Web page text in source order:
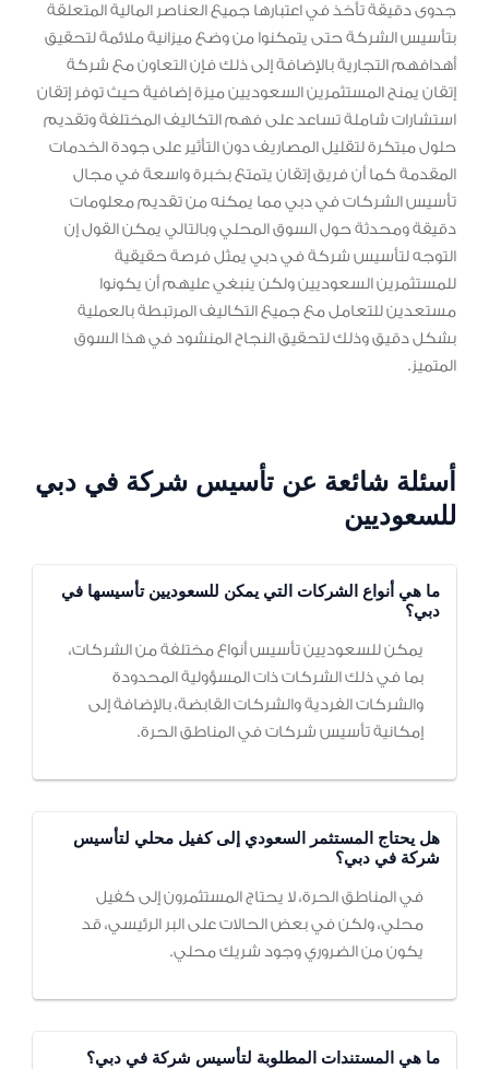
جدوى دقيقة تأخذ في اعتبارها جميع العناصر المالية المتعلقة
بتأسيس الشركة حتى يتمكنوا من وضع ميزانية ملائمة لتحقيق
أهدافهم التجارية بالإضافة إلى ذلك فإن التعاون مع شركة
إتقان يمنح المستثمرين السعوديين ميزة إضافية حيث توفر إتقان
استشارات شاملة تساعد على فهم التكاليف المختلفة وتقديم
حلول مبتكرة لتقليل المصاريف دون التأثير على جودة الخدمات
المقدمة كما أن فريق إتقان يتمتع بخبرة واسعة في مجال
تأسيس الشركات في دبي مما يمكنه من تقديم معلومات
دقيقة ومحدثة حول السوق المحلي وبالتالي يمكن القول إن
التوجه لتأسيس شركة في دبي يمثل فرصة حقيقية
للمستثمرين السعوديين ولكن ينبغي عليهم أن يكونوا
مستعدين للتعامل مع جميع التكاليف المرتبطة بالعملية
بشكل دقيق وذلك لتحقيق النجاح المنشود في هذا السوق
المتميز.
أسئلة شائعة عن تأسيس شركة في دبي
للسعوديين
ما هي أنواع الشركات التي يمكن للسعوديين تأسيسها في
دبي؟
يمكن للسعوديين تأسيس أنواع مختلفة من الشركات،
بما في ذلك الشركات ذات المسؤولية المحدودة
والشركات الفردية والشركات القابضة، بالإضافة إلى
إمكانية تأسيس شركات في المناطق الحرة.
هل يحتاج المستثمر السعودي إلى كفيل محلي لتأسيس
شركة في دبي؟
في المناطق الحرة، لا يحتاج المستثمرون إلى كفيل
محلي، ولكن في بعض الحالات على البر الرئيسي، قد
يكون من الضروري وجود شريك محلي.
ما هي المستندات المطلوبة لتأسيس شركة في دبي؟